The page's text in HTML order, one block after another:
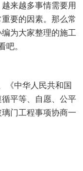
来越多事情需要用
要的因素。那么常
为大家整理的施工
吧。
《中华人民共和国
平等、自愿、公平
门工程事项协商一